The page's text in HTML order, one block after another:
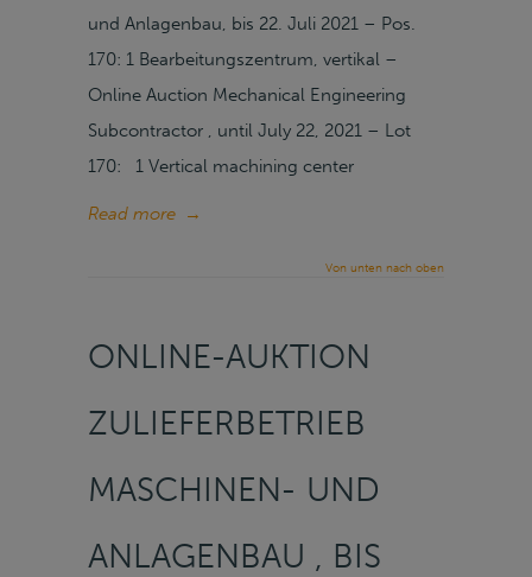
und Anlagenbau, bis 22. Juli 2021 – Pos.
170: 1 Bearbeitungszentrum, vertikal –
Online Auction Mechanical Engineering
Subcontractor , until July 22, 2021 – Lot
170: 1 Vertical machining center
Read more →
Von unten nach oben
ONLINE-AUKTION
ZULIEFERBETRIEB
MASCHINEN- UND
ANLAGENBAU , BIS